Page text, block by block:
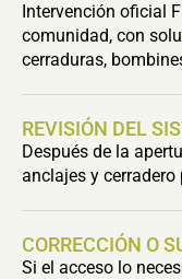
Intervención oficial
comunidad, con
cerraduras,
REVISIÓN DEL
Después de la
anclajes y
CORRECCIÓN O
Si el acceso lo